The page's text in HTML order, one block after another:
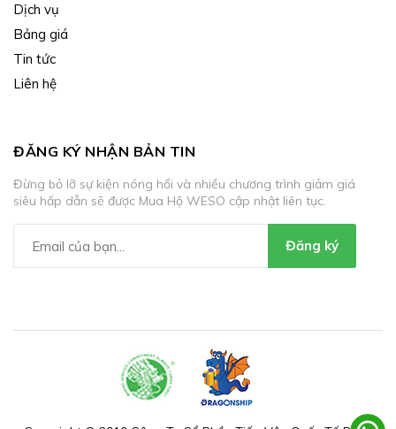
Dịch vụ
Bảng giá
Tin tức
Liên hệ
ĐĂNG KÝ NHẬN BẢN TIN
Đừng bỏ lỡ sự kiện nóng hổi và nhiều chương trình giảm giá
siêu hấp dẫn sẽ được Mua Hộ WESO cập nhật liên tục.
Đăng ký